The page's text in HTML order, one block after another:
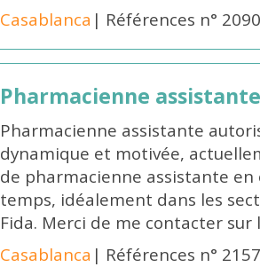
Casablanca | Références n°
Pharmacienne
Pharmacienne assistante
dynamique et motivée,
de pharmacienne assistante en
temps, idéalement dans les
Fida. Merci de me contacter sur
Casablanca | Références n°